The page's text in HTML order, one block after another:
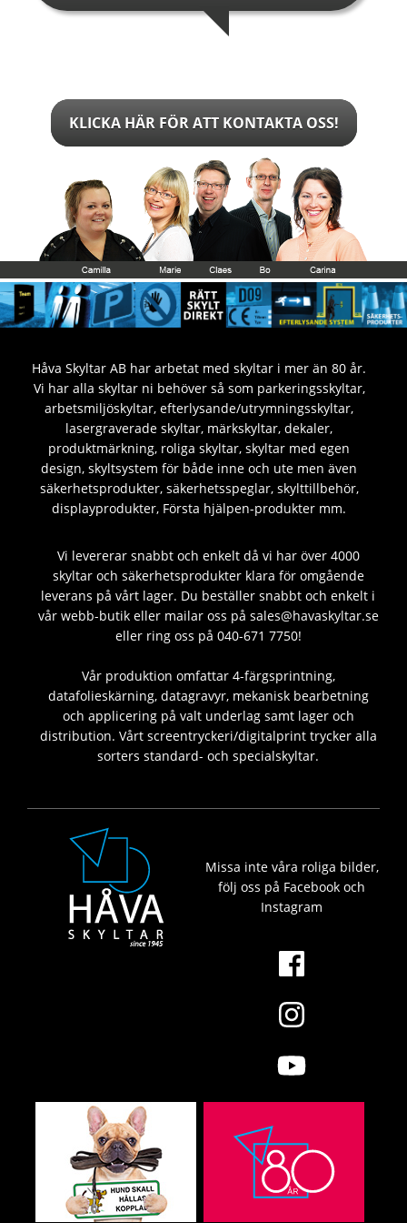
KLICKA HÄR FÖR ATT KONTAKTA OSS!
Håva Skyltar AB har arbetat med skyltar i mer än 80 år.
Vi har alla skyltar ni behöver så som parkeringsskyltar,
arbetsmiljöskyltar, efterlysande/utrymningsskyltar,
lasergraverade skyltar, märkskyltar, dekaler,
produktmärkning, roliga skyltar, skyltar med egen
design, skyltsystem för både inne och ute men även
säkerhetsprodukter, säkerhetsspeglar, skylttillbehör,
displayprodukter, Första hjälpen-produkter mm.
Vi levererar snabbt och enkelt då vi har över 4000
skyltar och säkerhetsprodukter klara för omgående
leverans på vårt lager. Du beställer snabbt och enkelt i
vår webb-butik eller mailar oss på sales@havaskyltar.se
eller ring oss på 040-671 7750!
Vår produktion omfattar 4-färgsprintning,
datafolieskärning, datagravyr, mekanisk bearbetning
och applicering på valt underlag samt lager och
distribution. Vårt screentryckeri/digitalprint trycker alla
sorters standard- och specialskyltar.
Missa inte våra roliga bilder,
följ oss på Facebook och
Instagram